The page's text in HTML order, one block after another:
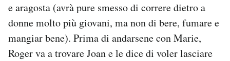
e aragosta (avrà pure smesso di correre dietro a
donne molto più giovani, ma non di bere, fumare e
mangiar bene). Prima di andarsene con Marie,
Roger va a trovare Joan e le dice di voler lasciare